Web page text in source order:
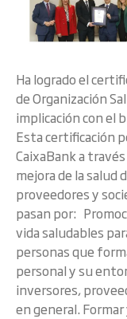
Ha logrado el
de Organización
implicación con el
Esta certificación
CaixaBank a
mejora de la salud
proveedores y
pasan por:
vida saludables
personas que
personal y su
inversores,
en general.